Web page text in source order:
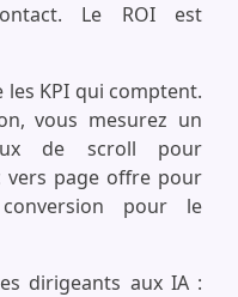
Le ROI est
KPI qui comptent.
vous mesurez un
de scroll pour
vers page offre pour
pour le
dirigeants aux IA :